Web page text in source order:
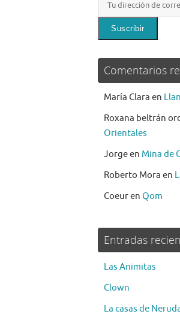
Comentarios
María Clara en
Roxana beltrán
Orientales
Jorgeen Mina de
Roberto Mora en
Coeuren Qom
Entradas
Las Animitas
Clown
La casas de